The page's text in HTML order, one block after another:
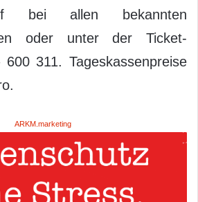
bei allen bekannten
oder unter der Ticket-
311. Tageskassenpreise
ARKM.marketing